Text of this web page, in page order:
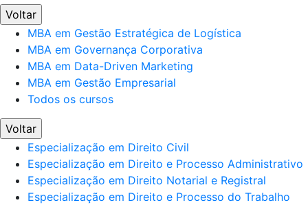
Voltar
MBA em Gestão Estratégica de Logística
MBA em Governança Corporativa
MBA em Data-Driven Marketing
MBA em Gestão Empresarial
Todos os cursos
Voltar
Especialização em Direito Civil
Especialização em Direito e Processo Administrativo
Especialização em Direito Notarial e Registral
Especialização em Direito e Processo do Trabalho